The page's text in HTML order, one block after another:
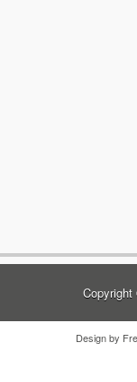
Copyright
Design by